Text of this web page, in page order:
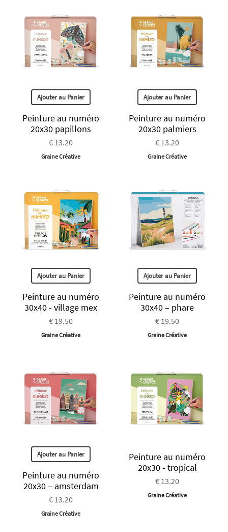
Ajouter au Panier
Peinture au numéro
20x30 papillons
€ 13.20
Graine Créative
Ajouter au Panier
Peinture au numéro
20x30 palmiers
€ 13.20
Graine Créative
Ajouter au Panier
Peinture au numéro
30x40 - village mex
€ 19.50
Graine Créative
Ajouter au Panier
Peinture au numéro
30x40 – phare
€ 19.50
Graine Créative
Ajouter au Panier
Peinture au numéro
20x30 – amsterdam
€ 13.20
Graine Créative
Peinture au numéro
20x30 - tropical
€ 13.20
Graine Créative